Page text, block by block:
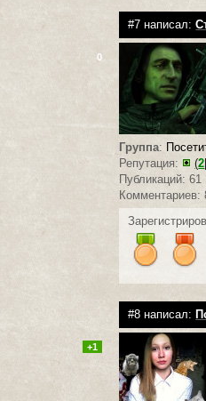
#7 написал:
0
Группа:
Репутация:
(2
Публикаций: 61
Комментариев:
#8 написал:
+1